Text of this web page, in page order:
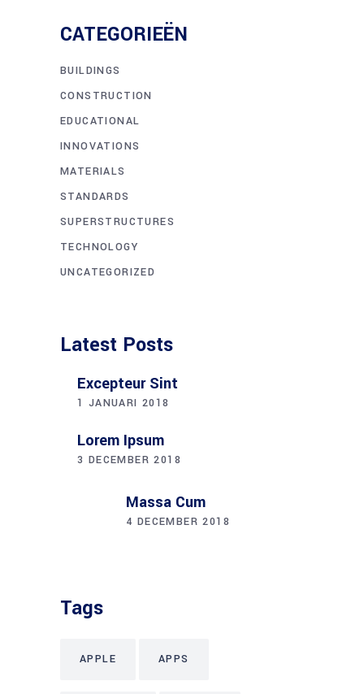
CATEGORIEËN
BUILDINGS
CONSTRUCTION
EDUCATIONAL
INNOVATIONS
MATERIALS
STANDARDS
SUPERSTRUCTURES
TECHNOLOGY
UNCATEGORIZED
Latest Posts
Excepteur Sint
1 JANUARI 2018
Lorem Ipsum
3 DECEMBER 2018
Massa Cum
4 DECEMBER 2018
Tags
APPLE APPS